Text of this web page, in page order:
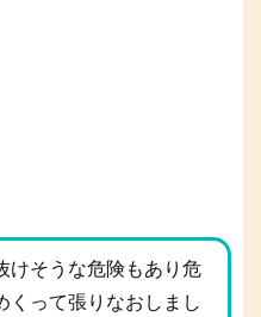
けそうな危険もあり危
くって張りなおしまし